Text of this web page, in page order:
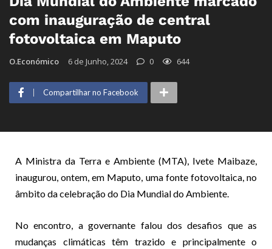
com inauguração de central
fotovoltaica em Maputo
O.Económico 6 de Junho, 2024 0 644
Compartilhar no Facebook
A Ministra da Terra e Ambiente (MTA), Ivete Maibaze,
inaugurou, ontem, em Maputo, uma fonte fotovoltaica, no
âmbito da celebração do Dia Mundial do Ambiente.
No encontro, a governante falou dos desafios que as
mudanças climáticas têm trazido e principalmente o